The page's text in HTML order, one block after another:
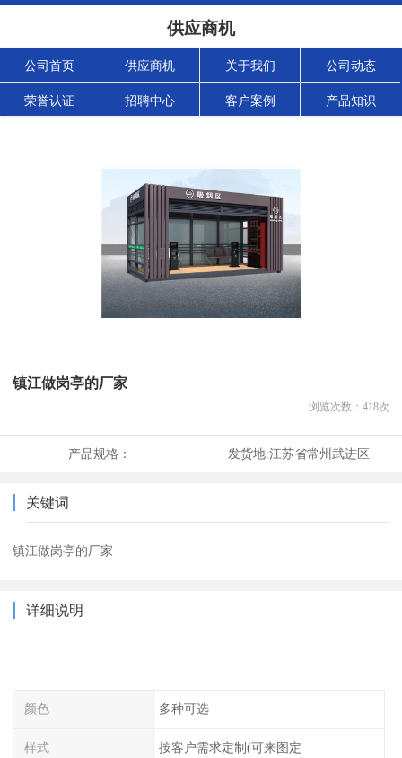
供应商机
公司首页 供应商机 关于我们 公司动态
荣誉认证 招聘中心 客户案例 产品知识
镇江做岗亭的厂家
浏览次数： 418次
产品规格： 发货地:江苏省常州武进区
关键词
镇江做岗亭的厂家
详细说明
颜色 多种可选
样式 按客户需求定制(可来图定